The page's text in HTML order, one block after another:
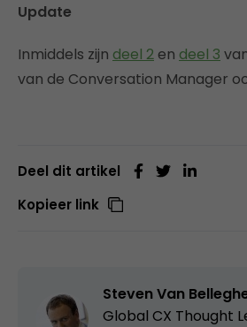
Update
Inmiddels zijn deel 2 en deel 3
van de Conversation Manager
Deel dit artikel
Kopieer link
Steven Van
Global CX Thought